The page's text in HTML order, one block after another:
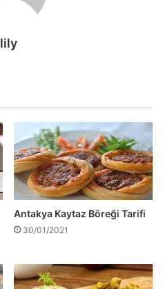
lily
Antakya Kaytaz Böreği Tarifi
30/01/2021